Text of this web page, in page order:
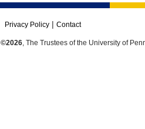
Privacy Policy Contact
©2026, The Trustees of the University of